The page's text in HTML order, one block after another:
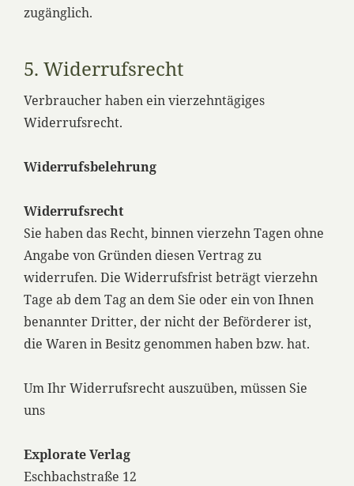
zugänglich.
5. Widerrufsrecht
Verbraucher haben ein vierzehntägiges
Widerrufsrecht.
Widerrufsbelehrung
Widerrufsrecht
Sie haben das Recht, binnen vierzehn Tagen ohne
Angabe von Gründen diesen Vertrag zu
widerrufen. Die Widerrufsfrist beträgt vierzehn
Tage ab dem Tag an dem Sie oder ein von Ihnen
benannter Dritter, der nicht der Beförderer ist,
die Waren in Besitz genommen haben bzw. hat.
Um Ihr Widerrufsrecht auszuüben, müssen Sie
uns
Explorate Verlag
Eschbachstraße 12